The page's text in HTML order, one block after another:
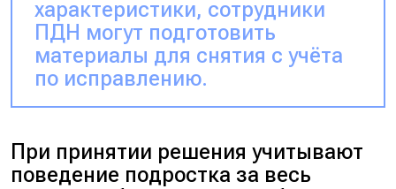
характеристики, сотрудники
ПДН могут подготовить
материалы для снятия с учёта
по исправлению.
При принятии решения учитывают
поведение подростка за весь